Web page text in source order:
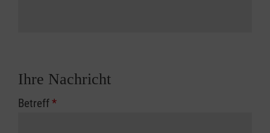
Ihre Nachricht
Betreff*